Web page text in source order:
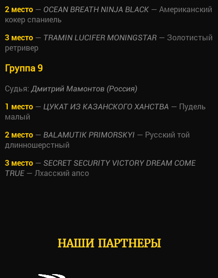
2 место — OCEAN BREATH NINJA BLACK — Американский
кокер спаниель
3 место — TRAMIN LUCIFER MONINGSTAR — Золотистый
ретривер
Группа 9
Судья: Дмитрий Мамонтов (Россия)
1 место — ЦУКАТ ИЗ КАЗАНСКОГО ХАНСТВА — Пудель
малый
2 место — BALAMUTIK PRIMORSKYI — Русский той
длинношерстный
3 место — SECRET SECURITY VICTORY DREAM COME
TRUE — Лхасский апсо
НАШИ ПАРТНЕРЫ